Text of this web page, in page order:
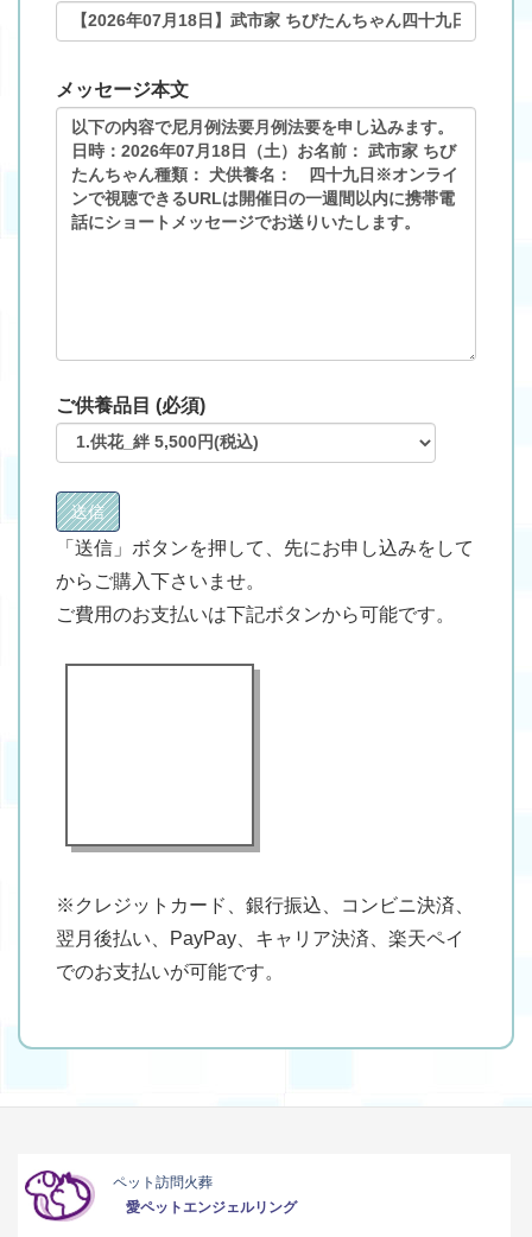
メッセージ本文
ご供養品目 (必須)
「送信」ボタンを押して、先にお申し込みをして
からご購入下さいませ。
ご費用のお支払いは下記ボタンから可能です。
※クレジットカード、銀行振込、コンビニ決済、
翌月後払い、PayPay、キャリア決済、楽天ペイ
でのお支払いが可能です。
ペット訪問火葬
愛ペットエンジェルリング